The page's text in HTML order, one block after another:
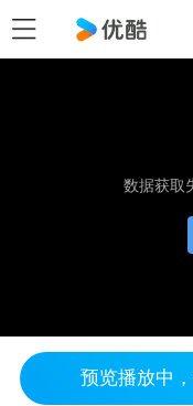
数据获取
预览播放中